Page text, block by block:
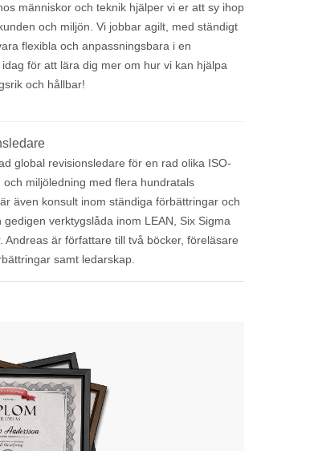
människor och teknik hjälper vi er att sy ihop
och miljön. Vi jobbar agilt, med ständigt
flexibla och anpassningsbara i en
för att lära dig mer om hur vi kan hjälpa
och hållbar!
global revisionsledare för en rad olika ISO-
miljöledning med flera hundratals
även konsult inom ständiga förbättringar och
verktygslåda inom LEAN, Six Sigma
Andreas är författare till två böcker, föreläsare
samt ledarskap.